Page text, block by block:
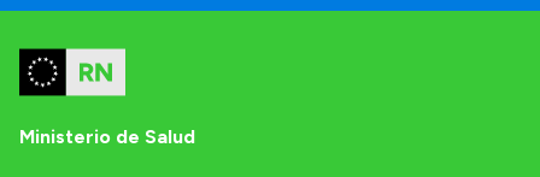
Ministerio de Salud